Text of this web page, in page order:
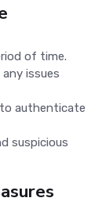
of time.
issues
to authenticate
suspicious